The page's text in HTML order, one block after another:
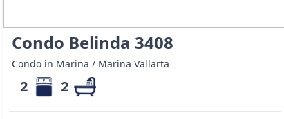
Condo Belinda 3408
Condo in Marina / Marina Vallarta
2 2